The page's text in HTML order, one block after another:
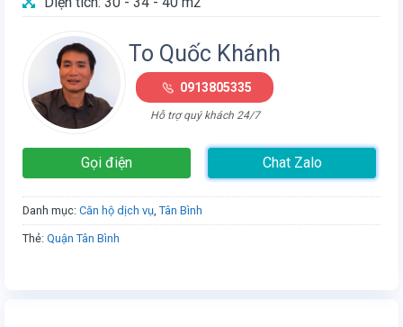
To Quốc Khánh
0913805335
Hỗ trợ quý khách 24/7
Gọi điện Chat Zalo
Danh mục: Căn hộ dịch vụ Tân Bình
Thẻ: Quận Tân Bình